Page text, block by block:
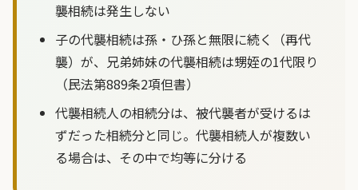
襲相続は発生しない
子の代襲相続は孫・ひ孫と無限に続く（再代
襲）が、兄弟姉妹の代襲相続は甥姪の1代限り
（民法第889条2項但書）
代襲相続人の相続分は、被代襲者が受けるは
ずだった相続分と同じ。代襲相続人が複数い
る場合は、その中で均等に分ける